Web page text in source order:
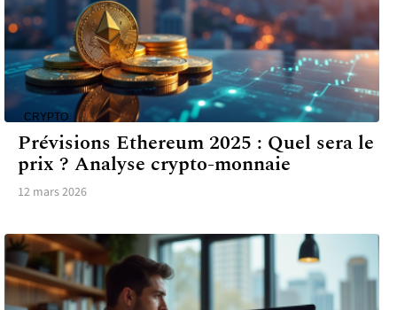
CRYPTO
Prévisions Ethereum 2025 : Quel sera le
prix ? Analyse crypto-monnaie
12 mars 2026